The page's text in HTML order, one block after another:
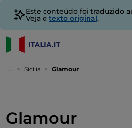
Este conteúdo foi traduzido
Veja o texto original.
... Sicília Glamour
Glamour